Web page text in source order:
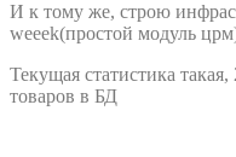
И к тому же, строю
weeek(простой модуль
Текущая статистика
товаров в БД